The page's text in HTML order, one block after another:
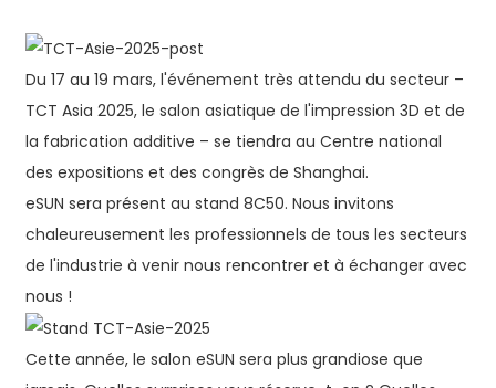
Du 17 au 19 mars, l'événement très attendu du secteur –
TCT Asia 2025, le salon asiatique de l'impression 3D et de
la fabrication additive – se tiendra au Centre national
des expositions et des congrès de Shanghai.
eSUN sera présent au stand 8C50. Nous invitons
chaleureusement les professionnels de tous les secteurs
de l'industrie à venir nous rencontrer et à échanger avec
nous !
Cette année, le salon eSUN sera plus grandiose que